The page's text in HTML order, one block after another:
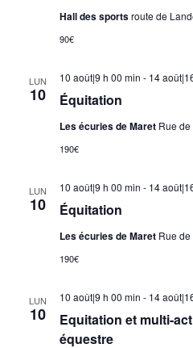
Hall des sportsroute de
90€
LUN
10 Équitation
10 août|9 h 00 min - 14
Les écuries de Maret Rue
190€
LUN
10 Équitation
10 août|9 h 00 min - 14
Les écuries de Maret Rue
190€
LUN
10
Equitation et multi-
équestre
10 août|9 h 00 min - 14